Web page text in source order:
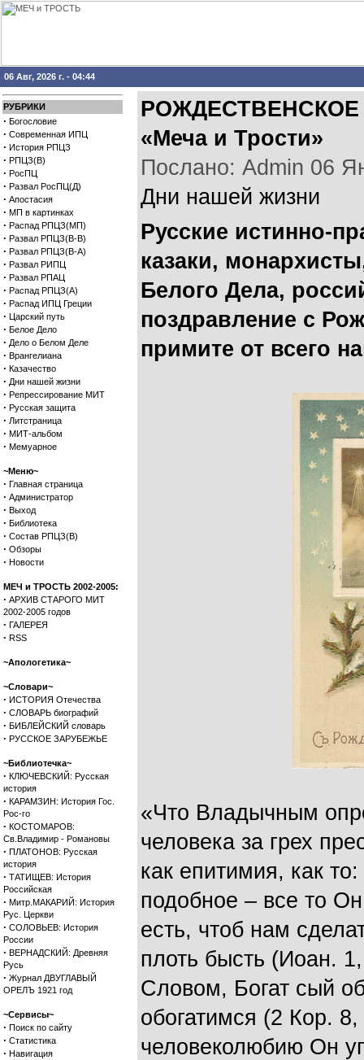
06 Авг, 2026 г. - 04:44
РУБРИКИ
· Богословие
· Современная ИПЦ
· История РПЦЗ
· РПЦЗ(В)
· РосПЦ
· Развал РосПЦ(Д)
· Апостасия
· МП в картинках
· Распад РПЦЗ(МП)
· Развал РПЦЗ(В-В)
· Развал РПЦЗ(В-А)
· Развал РИПЦ
· Развал РПАЦ
· Распад РПЦЗ(А)
· Распад ИПЦ Греции
· Царский путь
· Белое Дело
· Дело о Белом Деле
· Врангелиана
· Казачество
· Дни нашей жизни
· Репрессирование МИТ
· Русская защита
· Литстраница
· МИТ-альбом
· Мемуарное
~Меню~
· Главная страница
· Администратор
· Выход
· Библиотека
· Состав РПЦЗ(В)
· Обзоры
· Новости
МЕЧ и ТРОСТЬ 2002-2005:
· АРХИВ СТАРОГО МИТ
2002-2005 годов
· ГАЛЕРЕЯ
· RSS
~Апологетика~
~Словари~
· ИСТОРИЯ Отечества
· СЛОВАРЬ биографий
· БИБЛЕЙСКИЙ словарь
· РУССКОЕ ЗАРУБЕЖЬЕ
~Библиотечка~
· КЛЮЧЕВСКИЙ: Русская
история
· КАРАМЗИН: История Гос.
Рос-го
· КОСТОМАРОВ:
Св.Владимир - Романовы
· ПЛАТОНОВ: Русская
история
· ТАТИЩЕВ: История
Российская
· Митр.МАКАРИЙ: История
Рус. Церкви
· СОЛОВЬЕВ: История
России
· ВЕРНАДСКИЙ: Древняя
Русь
· Журнал ДВУГЛАВЫЙ
ОРЕЛЪ 1921 год
~Сервисы~
· Поиск по сайту
· Статистика
· Навигация
РОЖДЕСТВЕНСКОЕ
«Меча и Трости»
Послано: Admin 06
Дни нашей жизни
Русские истинно-
казаки,
Белого Дела,
поздравление с
примите от всего
«Что Владычным
человека за грех
как епитимия, как
подобное – все то
есть, чтоб нам
плоть бысть (Иоан.
Словом, Богат сый
обогатимся (2 Кор.
человеколюбию Он